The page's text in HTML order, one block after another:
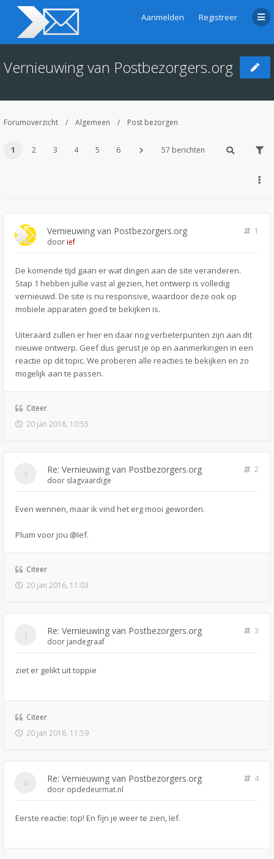
Aanmelden Registreer
Vernieuwing van Postbezorgers.org
Forumoverzicht Algemeen Post bezorgen
1 2 3 4 5 6 57 berichten
Vernieuwing van Postbezorgers.org
1
doorief
De komende tijd gaan er wat dingen aan de site veranderen.
Stap 1 hebben jullie vast al gezien, het ontwerp is volledig
vernieuwd. De site is nu responsive, waardoor deze ook op
mobiele apparaten goed te bekijken is.
Uiteraard zullen er hier en daar nog verbeterpunten zijn aan dit
nieuwe ontwerp. Geef dus gerust je op en aanmerkingen in een
reactie op dit topic. We proberen alle reacties te bekijken en zo
mogelijk aan te passen.
Citeer
20 jan 2016, 10:55
Re: Vernieuwing van Postbezorgers.org
2
door slagvaardige
Even wennen, maar ik vind het erg mooi geworden.
Pluim voor jou @Ief.
Citeer
20 jan 2016, 11:03
Re: Vernieuwing van Postbezorgers.org
3
door jandegraaf
ziet er gelikt uit toppie
Citeer
20 jan 2016, 11:59
Re: Vernieuwing van Postbezorgers.org
4
door opdedeurmat.nl
Eerste reactie: top! En fijn je weer te zien, Ief.